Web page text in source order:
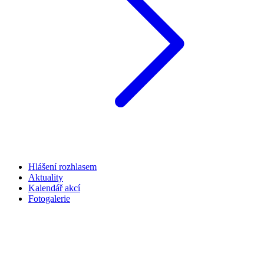
Hlášení rozhlasem
Aktuality
Kalendář akcí
Fotogalerie